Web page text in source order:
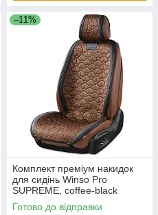
–11%
Комплект преміум накидок
для сидінь Winso Pro
SUPREME, coffee-black
Готово до відправки